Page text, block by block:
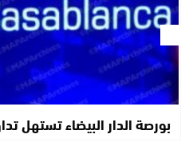
بورصة الدار البيضاء تستهل